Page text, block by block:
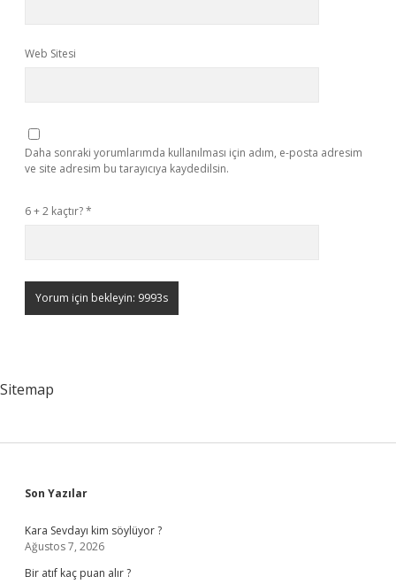
Web Sitesi
Daha sonraki yorumlarımda kullanılması için adım, e-posta adresim
ve site adresim bu tarayıcıya kaydedilsin.
6 + 2 kaçtır?*
Sitemap
Sidebar
Son Yazılar
Kara Sevdayı kim söylüyor ?
Ağustos 7, 2026
Bir atıf kaç puan alır ?